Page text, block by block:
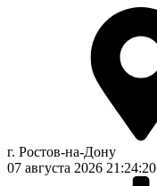
г. Ростов-на-Дону
07 августа 2026 21:24:21